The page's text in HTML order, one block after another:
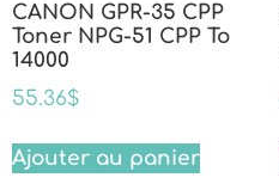
CANON GPR-35 CPP
Toner NPG-51 CPP To
14000
55.36$
Ajouter au panier